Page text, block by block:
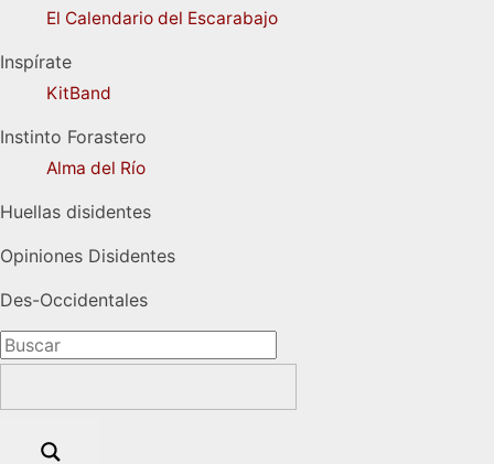
El Calendario del Escarabajo
Inspírate
KitBand
Instinto Forastero
Alma del Río
Huellas disidentes
Opiniones Disidentes
Des-Occidentales